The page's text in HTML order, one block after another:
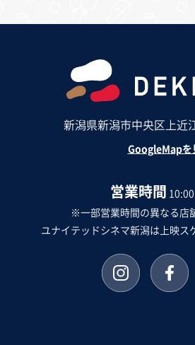
新潟県新潟市中央区上近
GoogleMapを
営業時間
※一部営業時間の異なる店
ユナイテッドシネマ新潟は上映ス